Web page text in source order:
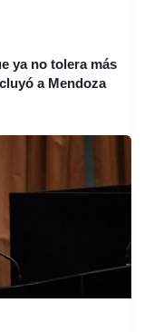
ya no tolera más
a Mendoza